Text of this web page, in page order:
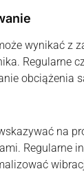
wynikać z
Regularne
obciążenia
na
Regularne